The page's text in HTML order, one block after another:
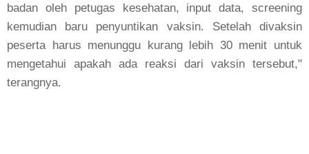
badan oleh petugas kesehatan, input data, screening
kemudian baru penyuntikan vaksin. Setelah divaksin
peserta harus menunggu kurang lebih 30 menit untuk
mengetahui apakah ada reaksi dari vaksin tersebut,"
terangnya.